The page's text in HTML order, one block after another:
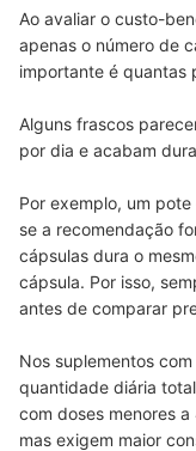
Ao avaliar o custo-
apenas o número de
importante é quantas
Alguns frascos
por dia e acabam
Por exemplo, um
se a recomendação
cápsulas dura o
cápsula. Por isso,
antes de comparar
Nos suplementos
quantidade diária
com doses menores
mas exigem maior